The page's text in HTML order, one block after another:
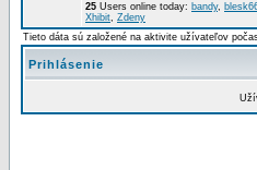
25 Users online today: bandy,
Xhibit, Zdeny
Tieto dáta sú založené na aktivite užívateľov
Prihlásenie